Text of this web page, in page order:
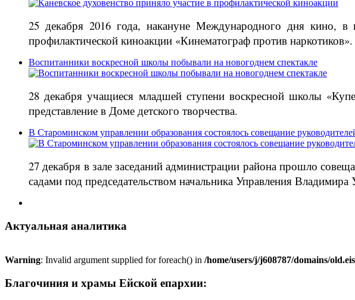
25 декабря 2016 года, накануне Международного дня кино, в
профилактической киноакции «Кинематограф против наркотиков».
Воспитанники воскресной школы побывали на новогоднем спектакле
28 декабря учащиеся младшей ступени воскресной школы
представление в Доме детского творчества.
В Староминском управлении образования состоялось совещание
27 декабря в зале заседаний администрации района прошло
садами под председательством начальника Управления Владимира
Актуальная аналитика
Warning: Invalid argument supplied for foreach() in /home/users/j/j608787/domains/
Благочиния и храмы Ейской епархии: